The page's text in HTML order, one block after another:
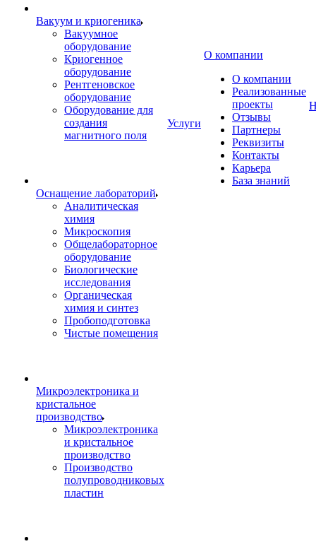
Вакуум и криогеника
Вакуумное
оборудование
Криогенное
оборудование
Рентгеновское
оборудование
Оборудование для
создания
магнитного поля
Оснащение лабораторий
Аналитическая
химия
Микроскопия
Общелабораторное
оборудование
Биологические
исследования
Органическая
химия и синтез
Пробоподготовка
Чистые помещения
Микроэлектроника и
кристальное
производство
Микроэлектроника
и кристальное
производство
Производство
полупроводниковых
пластин
Услуги
О компании
О компании
Реализованные
проекты
Отзывы
Партнеры
Реквизиты
Контакты
Карьера
База знаний